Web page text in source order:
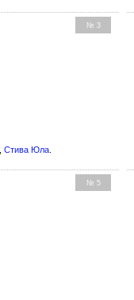
№ 3
Стива Юла
№ 5